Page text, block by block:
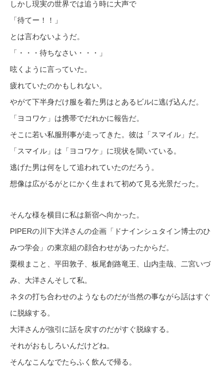
しかし現実の世界では追う時に大声で
「待てー！！」
とは言わないようだ。
「・・・待ちなさい・・・」
呟くように言っていた。
疲れていたのかもしれない。
やがて下半身だけ服を着た男はとあるビルに逃げ込んだ。
「ヨコワケ」は携帯でだれかに報告だ。
そこに若い私服刑事が走ってきた。彼は「スマイル」だ。
「スマイル」は「ヨコワケ」に現状を聞いている。
逃げた男は何をして追われていたのだろう。
想像は広がるがとにかく生まれて初めて見る光景だった。
そんな様を横目に私は新宿へ向かった。
PIPERの川下大洋さんの企画「ドナインシュタイン博士のひ
みつ学会」の東京組の顔合わせがあったからだ。
粟根まこと、平田敦子、板尾創路竜王、山内圭哉、二宮いづ
み、大洋さんそして私。
ネタの打ち合わせのようなものだが当然の事ながら話はすぐ
に脱線する。
大洋さんが強引に話を戻すのだがすぐ脱線する。
それがおもしろいんだけどね。
そんなこんなでたらふく飲んで帰る。